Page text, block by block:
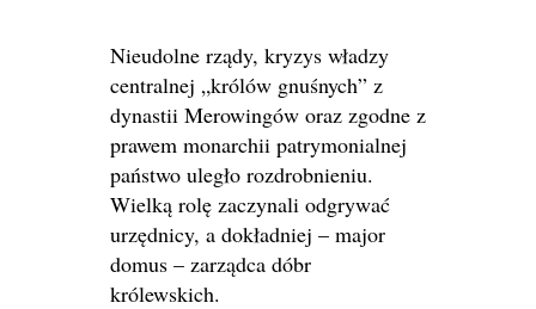
Nieudolne rządy, kryzys władzy
centralnej „królów gnuśnych” z
dynastii Merowingów oraz zgodne z
prawem monarchii patrymonialnej
państwo uległo rozdrobnieniu.
Wielką rolę zaczynali odgrywać
urzędnicy, a dokładniej – major
domus – zarządca dóbr
królewskich.